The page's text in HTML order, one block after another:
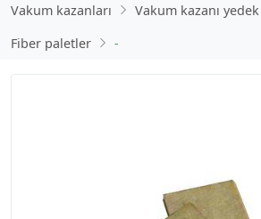
Vakum kazanları
Vakum kazanı
Fiber paletler
-